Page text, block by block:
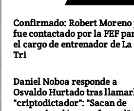
Confirmado: Robert Moreno
fue contactado por la FEF
el cargo de entrenador de La
Tri
Daniel Noboa responde a
Osvaldo Hurtado tras
"criptodictador": "Sacan de